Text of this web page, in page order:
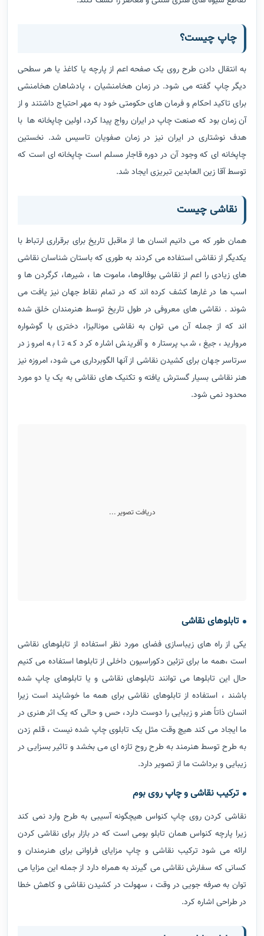
چاپ چیست؟
به انتقال دادن طرح روی یک صفحه اعم از پارچه یا کاغذ یا هر سطحی
دیگر چاپ گفته می شود. در زمان هخامنشیان ، پادشاهان هخامنشی
برای تاکید احکام و فرمان های حکومتی خود به مهر احتیاج داشتند و از
آن زمان بود که صنعت چاپ در ایران رواج پیدا کرد، اولین چاپخانه ها با
هدف نوشتاری در ایران نیز در زمان صفویان تاسیس شد. نخستین
چاپخانه ای که وجود آن در دوره قاجار مسلم است چاپخانه ای است که
توسط آقا زین العابدین تبریزی ایجاد شد.
نقاشی چیست
همان طور که می دانیم انسان ها از ماقبل تاریخ برای برقراری ارتباط با
یکدیگر از نقاشی استفاده می کردند به طوری که باستان شناسان نقاشی
های زیادی را اعم از نقاشی بوفالوها، ماموت ها ، شیرها، کرگردن ها و
اسب ها در غارها کشف کرده اند که در تمام نقاط جهان نیز یافت می
شوند . نقاشی های معروفی در طول تاریخ توسط هنرمندان خلق شده
اند که از جمله آن می توان به نقاشی مونالیزا، دختری با گوشواره
مروارید، جیغ، شب پرستاره و آفرینش اشاره کرد که تا به امروز در
سرتاسر جهان برای کشیدن نقاشی از آنها الگوبرداری می شود، امروزه نیز
هنر نقاشی بسیار گسترش یافته و تکنیک های نقاشی به یک یا دو مورد
محدود نمی شود.
دریافت تصویر ...